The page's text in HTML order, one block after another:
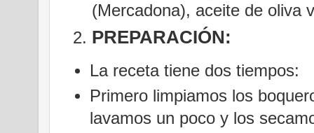
(Mercadona), aceite de oliva
PREPARACIÓN:
La receta tiene dos tiempos:
Primero limpiamos los
lavamos un poco y los